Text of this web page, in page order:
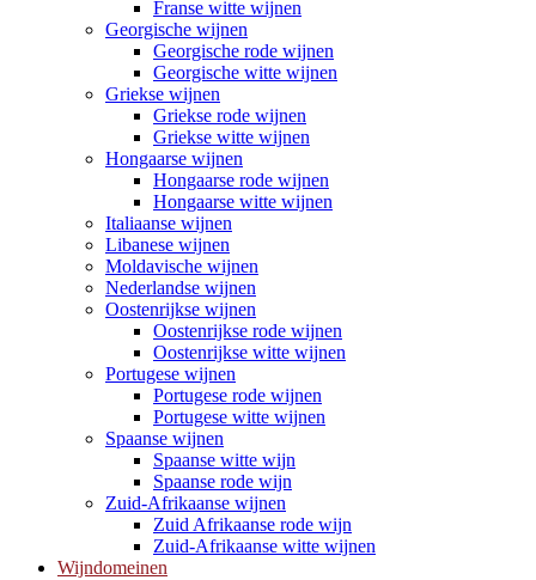
Franse witte wijnen
Georgische wijnen
Georgische rode wijnen
Georgische witte wijnen
Griekse wijnen
Griekse rode wijnen
Griekse witte wijnen
Hongaarse wijnen
Hongaarse rode wijnen
Hongaarse witte wijnen
Italiaanse wijnen
Libanese wijnen
Moldavische wijnen
Nederlandse wijnen
Oostenrijkse wijnen
Oostenrijkse rode wijnen
Oostenrijkse witte wijnen
Portugese wijnen
Portugese rode wijnen
Portugese witte wijnen
Spaanse wijnen
Spaanse witte wijn
Spaanse rode wijn
Zuid-Afrikaanse wijnen
Zuid Afrikaanse rode wijn
Zuid-Afrikaanse witte wijnen
Wijndomeinen